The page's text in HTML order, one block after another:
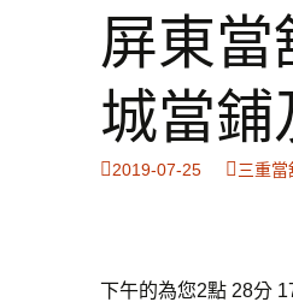
屏東
城當
2019-07-25 三重當
下午的為您2點 28分